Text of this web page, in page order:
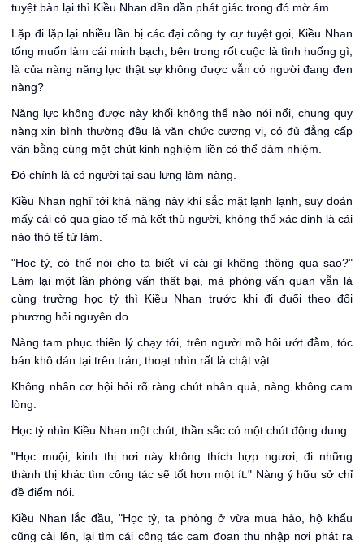
tuyệt bàn lại thì Kiều Nhan dần dần phát giác trong đó mờ ám.
Lặp đi lặp lại nhiều lần bị các đại công ty cự tuyệt gọi, Kiều Nhan
tổng muốn làm cái minh bạch, bên trong rốt cuộc là tình huống gì,
là của nàng năng lực thật sự không được vẫn có người đang đen
nàng?
Năng lực không được này khối không thể nào nói nổi, chung quy
nàng xin bình thường đều là văn chức cương vị, có đủ đẳng cấp
văn bằng cùng một chút kinh nghiệm liền có thể đảm nhiệm.
Đó chính là có người tại sau lưng làm nàng.
Kiều Nhan nghĩ tới khả năng này khi sắc mặt lạnh lạnh, suy đoán
mấy cái có qua giao tế mà kết thù người, không thể xác định là cái
nào thỏ tể tử làm.
"Học tỷ, có thể nói cho ta biết vì cái gì không thông qua sao?"
Làm lại một lần phỏng vấn thất bại, mà phỏng vấn quan vẫn là
cùng trường học tỷ thì Kiều Nhan trước khi đi đuổi theo đối
phương hỏi nguyên do.
Nàng tam phục thiên lý chạy tới, trên người mồ hôi ướt đẫm, tóc
bán khô dán tại trên trán, thoạt nhìn rất là chật vật.
Không nhân cơ hội hỏi rõ ràng chút nhân quả, nàng không cam
lòng.
Học tỷ nhìn Kiều Nhan một chút, thần sắc có một chút động dung.
"Học muội, kinh thị nơi này không thích hợp ngươi, đi những
thành thị khác tìm công tác sẽ tốt hơn một ít." Nàng ý hữu sở chỉ
đề điểm nói.
Kiều Nhan lắc đầu, "Học tỷ, ta phòng ở vừa mua hảo, hộ khẩu
cũng cài lên, lại tìm cái công tác cam đoan thu nhập nơi phát ra